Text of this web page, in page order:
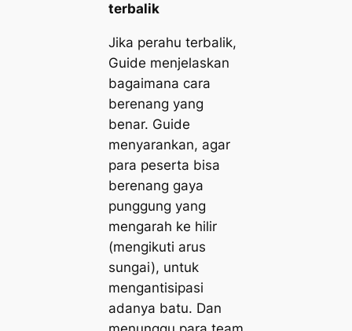
terbalik
Jika perahu terbalik,
Guide menjelaskan
bagaimana cara
berenang yang
benar. Guide
menyarankan, agar
para peserta bisa
berenang gaya
punggung yang
mengarah ke hilir
(mengikuti arus
sungai), untuk
mengantisipasi
adanya batu. Dan